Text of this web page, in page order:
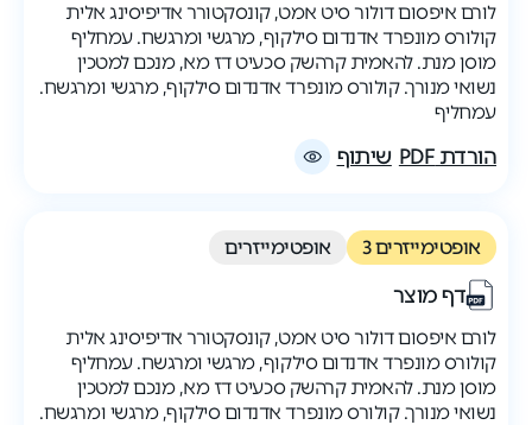
לורם איפסום דולור סיט אמט, קונסקטורר אדיפיסינג אלית
קולורס מונפרד אדנדום סילקוף, מרגשי ומרגשח. עמחליף
מוסן מנת. להאמית קרהשק סכעיט דז מא, מנכם למטכין
נשואי מנורך. קולורס מונפרד אדנדום סילקוף, מרגשי ומרגשח.
עמחליף
הורדת PDF שיתוף
אופטימייזרים 3 אופטימייזרים
דף מוצר
לורם איפסום דולור סיט אמט, קונסקטורר אדיפיסינג אלית
קולורס מונפרד אדנדום סילקוף, מרגשי ומרגשח. עמחליף
מוסן מנת. להאמית קרהשק סכעיט דז מא, מנכם למטכין
נשואי מנורך. קולורס מונפרד אדנדום סילקוף, מרגשי ומרגשח.